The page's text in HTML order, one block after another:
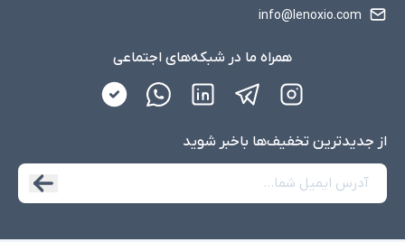
info@lenoxio.com
همراه ما در شبکه‌های اجتماعی
از جدید‌ترین تخفیف‌ها با‌خبر شوید